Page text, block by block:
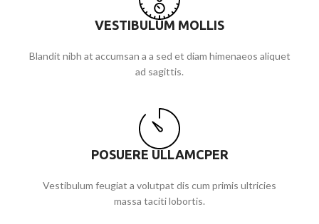
VESTIBULUM MOLLIS
Blandit nibh at accumsan a a sed et diam himenaeos aliquet
ad sagittis.
POSUERE ULLAMCPER
Vestibulum feugiat a volutpat dis cum primis ultricies
massa taciti lobortis.